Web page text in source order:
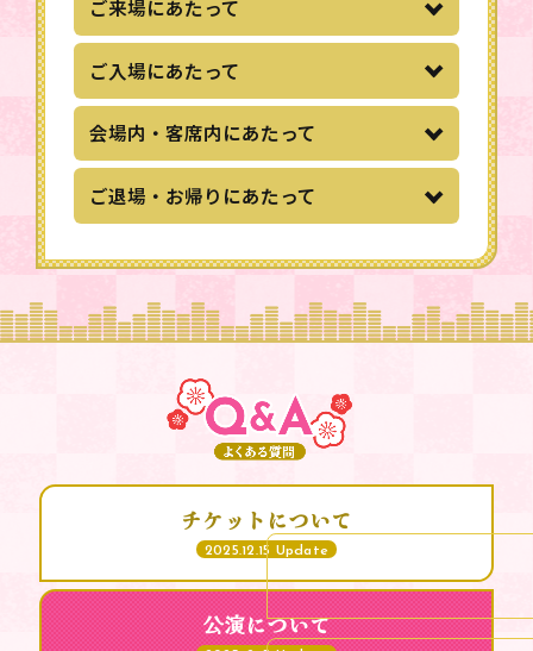
ご来場にあたって
ご入場にあたって
会場内・客席内にあたって
ご退場・お帰りにあたって
チケットについて
2025.12.15 Update
公演について